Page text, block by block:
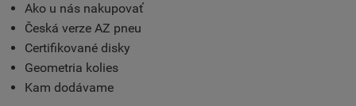
Ako u nás nakupovať
Česká verze AZ pneu
Certifikované disky
Geometria kolies
Kam dodávame